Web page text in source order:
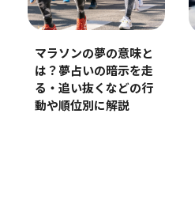
マラソンの夢の意味と
は？夢占いの暗示を走
る・追い抜くなどの行
動や順位別に解説